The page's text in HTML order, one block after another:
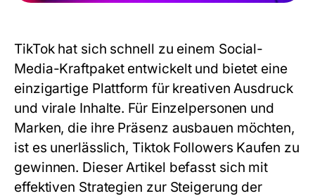
TikTok hat sich schnell zu einem Social-
Media-Kraftpaket entwickelt und bietet eine
einzigartige Plattform für kreativen Ausdruck
und virale Inhalte. Für Einzelpersonen und
Marken, die ihre Präsenz ausbauen möchten,
ist es unerlässlich, Tiktok Followers Kaufen zu
gewinnen. Dieser Artikel befasst sich mit
effektiven Strategien zur Steigerung der